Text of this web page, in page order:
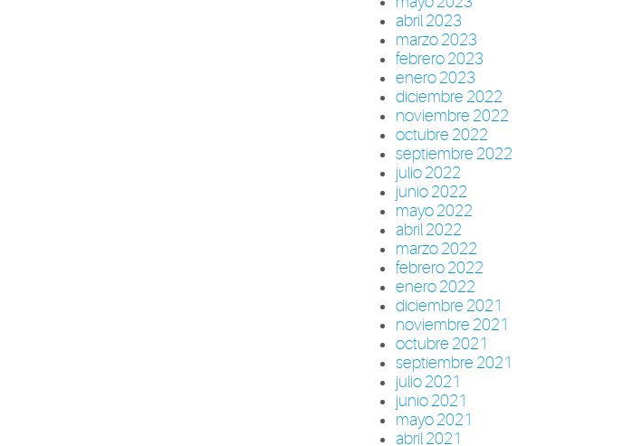
abril 2023
marzo 2023
febrero 2023
enero 2023
diciembre 2022
noviembre 2022
octubre 2022
septiembre 2022
julio 2022
junio 2022
mayo 2022
abril 2022
marzo 2022
febrero 2022
enero 2022
diciembre 2021
noviembre 2021
octubre 2021
septiembre 2021
julio 2021
junio 2021
mayo 2021
abril 2021